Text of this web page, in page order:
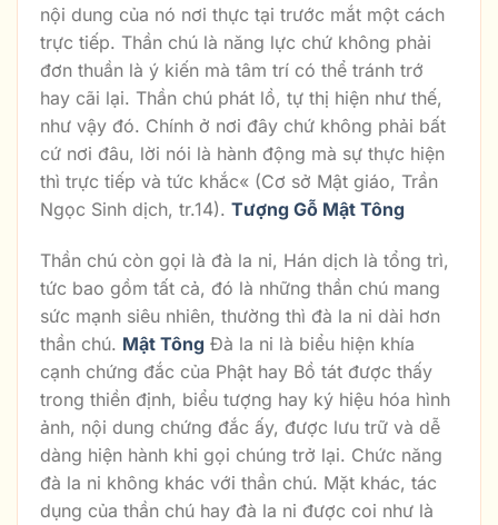
nội dung của nó nơi thực tại trước mắt một cách
trực tiếp. Thần chú là năng lực chứ không phải
đơn thuần là ý kiến mà tâm trí có thể tránh trớ
hay cãi lại. Thần chú phát lồ, tự thị hiện như thế,
như vậy đó. Chính ở nơi đây chứ không phải bất
cứ nơi đâu, lời nói là hành động mà sự thực hiện
thì trực tiếp và tức khắc« (Cơ sở Mật giáo, Trần
Ngọc Sinh dịch, tr.14). Tượng Gỗ Mật Tông
Thần chú còn gọi là đà la ni, Hán dịch là tổng trì,
tức bao gồm tất cả, đó là những thần chú mang
sức mạnh siêu nhiên, thường thì đà la ni dài hơn
thần chú. Mật Tông Đà la ni là biểu hiện khía
cạnh chứng đắc của Phật hay Bồ tát được thấy
trong thiền định, biểu tượng hay ký hiệu hóa hình
ảnh, nội dung chứng đắc ấy, được lưu trữ và dễ
dàng hiện hành khi gọi chúng trở lại. Chức năng
đà la ni không khác với thần chú. Mặt khác, tác
dụng của thần chú hay đà la ni được coi như là